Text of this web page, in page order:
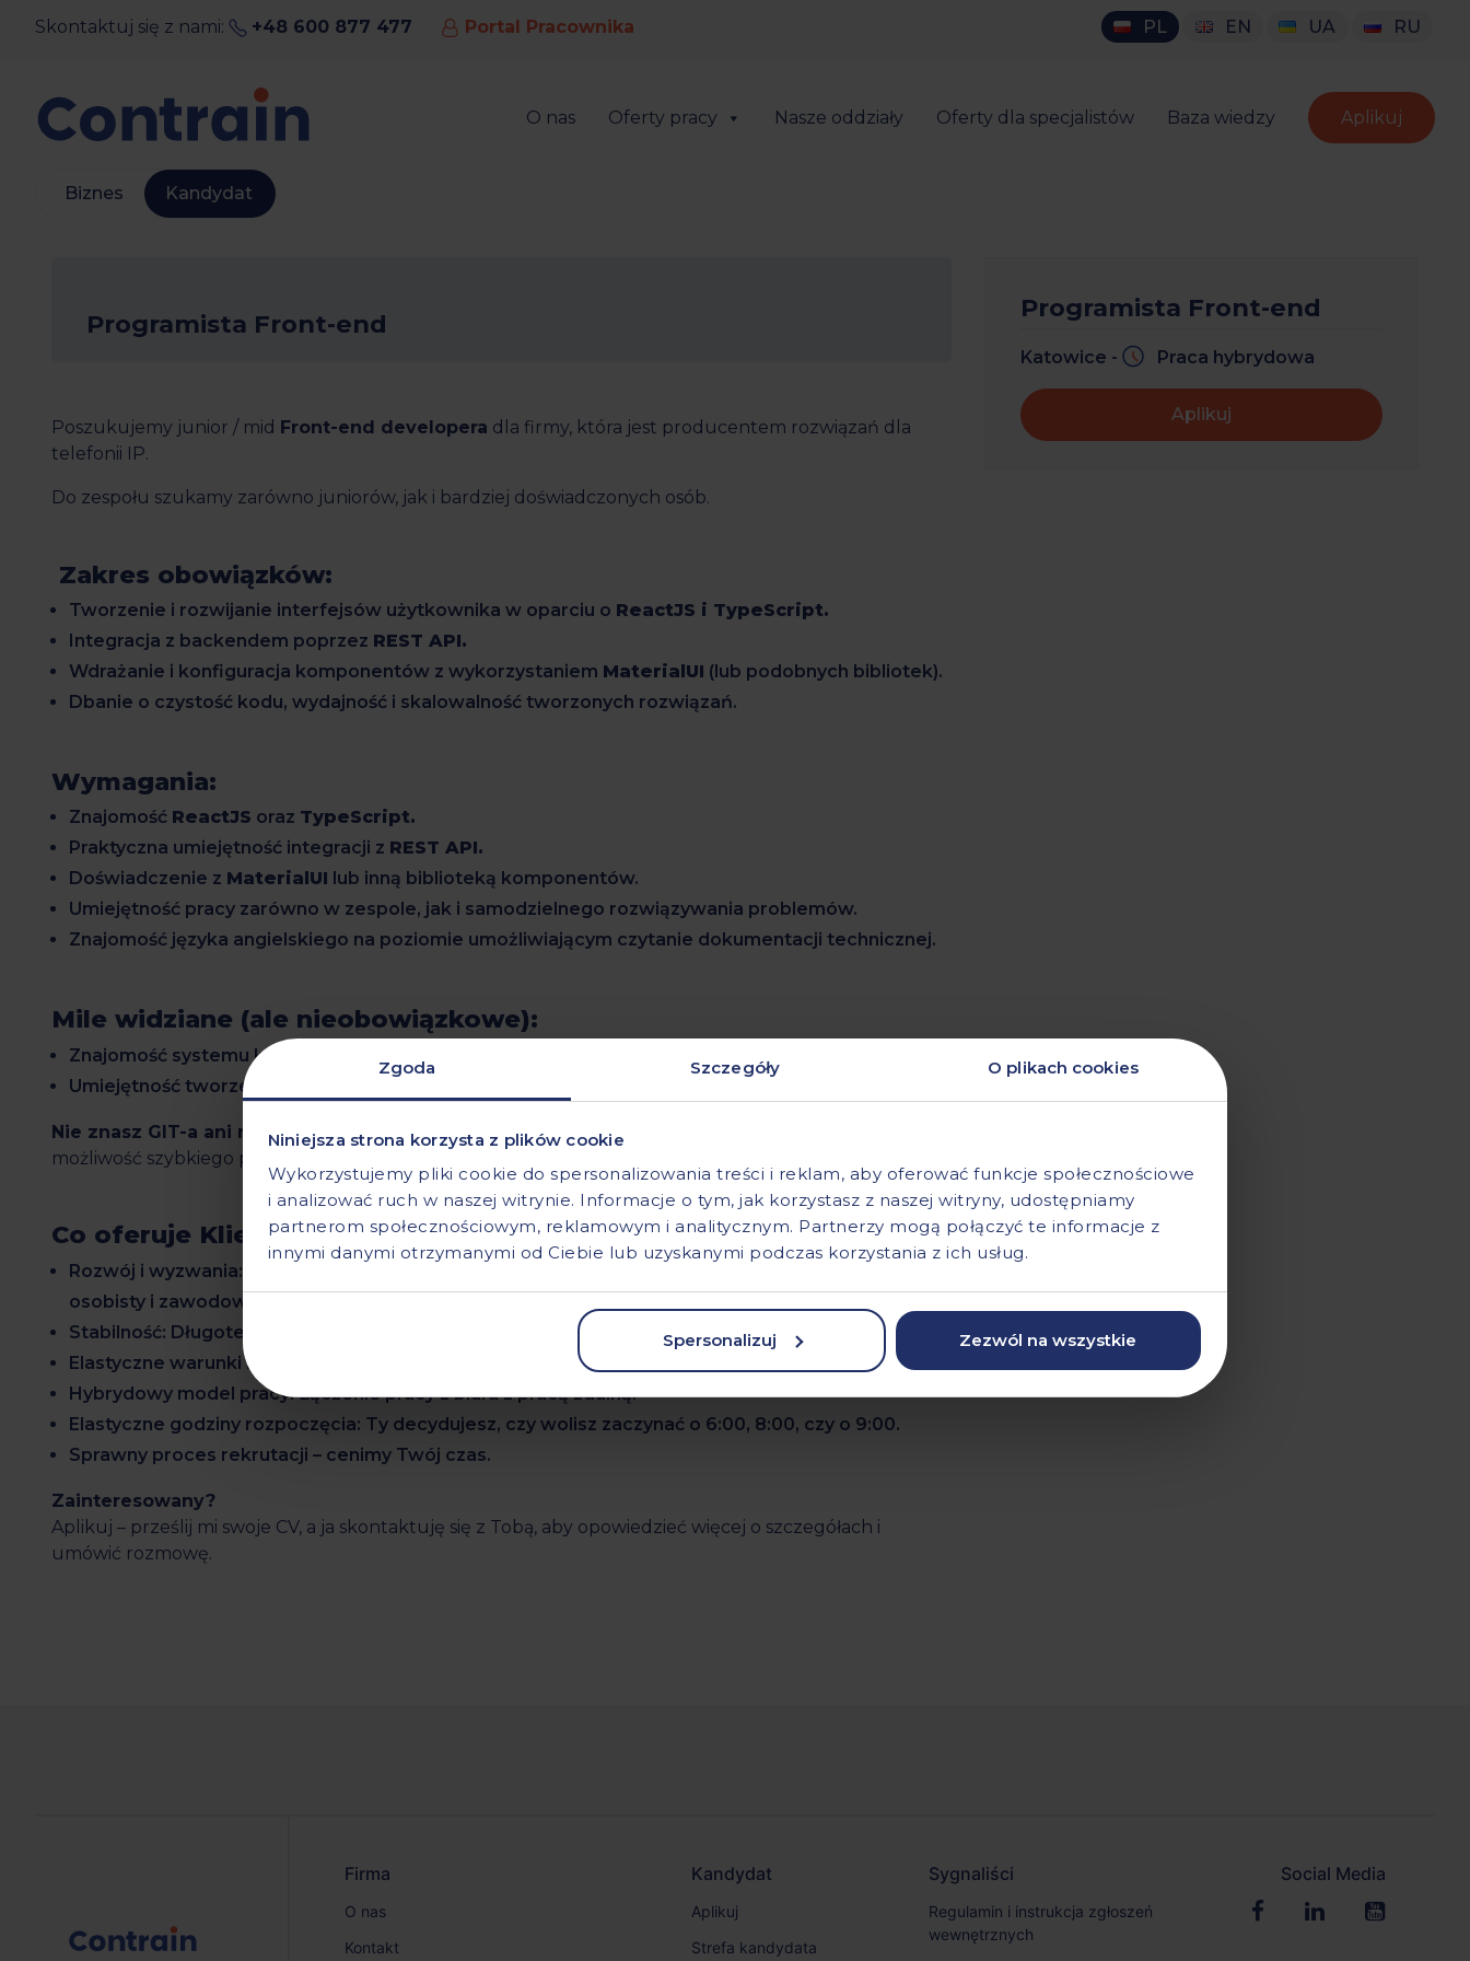
Zgoda Szczegóły O plikach cookies
Niniejsza strona korzysta z plików cookie
Wykorzystujemy pliki cookie do spersonalizowania treści i reklam, aby oferować funkcje społecznościowe
i analizować ruch w naszej witrynie. Informacje o tym, jak korzystasz z naszej witryny, udostępniamy
partnerom społecznościowym, reklamowym i analitycznym. Partnerzy mogą połączyć te informacje z
innymi danymi otrzymanymi od Ciebie lub uzyskanymi podczas korzystania z ich usług.
Spersonalizuj Zezwól na wszystkie
content
Skontaktuj się z nami: +48 600 877 477 Portal Pracownika PL EN UA RU
O nas Oferty pracy Nasze oddziały Oferty dla specjalistów Baza wiedzy Aplikuj
Biznes Kandydat
Programista Front-end
Poszukujemy junior / mid Front-end developera dla firmy, która jest producentem rozwiązań dla
telefonii IP.
Do zespołu szukamy zarówno juniorów, jak i bardziej doświadczonych osób.
Zakres obowiązków:
Tworzenie i rozwijanie interfejsów użytkownika w oparciu o ReactJS i TypeScript.
Integracja z backendem poprzez REST API.
Wdrażanie i konfiguracja komponentów z wykorzystaniem MaterialUI (lub podobnych bibliotek).
Dbanie o czystość kodu, wydajność i skalowalność tworzonych rozwiązań.
Wymagania:
Znajomość ReactJS oraz TypeScript.
Praktyczna umiejętność integracji z REST API.
Doświadczenie z MaterialUI lub inną biblioteką komponentów.
Umiejętność pracy zarówno w zespole, jak i samodzielnego rozwiązywania problemów.
Znajomość języka angielskiego na poziomie umożliwiającym czytanie dokumentacji technicznej.
Mile widziane (ale nieobowiązkowe):
Znajomość systemu kontroli wersji
Umiejętność tworzenia wykresów (np. D3.js, Chart.js).
Nie znasz GIT-a ani nie tworzyłeś wykresów?
To żaden problem – Klient zapewnia wsparcie i
możliwość szybkiego podniesienia kwalifikacji w praktyce.
Co oferuje Klient?
Rozwój i wyzwania: Praca nad ambitnymi, dużymi projektami, które zapewniają ciągły rozwój
osobisty i zawodowy.
Stabilność: Długoterminowa współpraca w sprawdzonej, doświadczonej firmie.
Elastyczne warunki zatrudnienia: Umowa dostosowana do Twoich potrzeb.
Hybrydowy model pracy: Łączenie pracy z biura z pracą zdalną.
Elastyczne godziny rozpoczęcia: Ty decydujesz, czy wolisz zaczynać o 6:00, 8:00, czy o 9:00.
Sprawny proces rekrutacji – cenimy Twój czas.
Zainteresowany?
Aplikuj – prześlij mi swoje CV, a ja skontaktuję się z Tobą, aby opowiedzieć więcej o szczegółach i
umówić rozmowę.
Programista Front-end
Katowice - Praca hybrydowa
Aplikuj
Firma
O nas
Kontakt
Kandydat
Aplikuj
Strefa kandydata
Sygnaliści
Regulamin i instrukcja zgłoszeń
wewnętrznych
Social Media